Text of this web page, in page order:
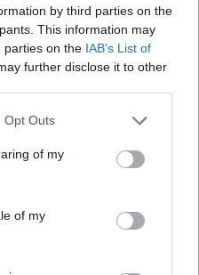
by third parties on the
This information may
parties on the IAB’s List of
further disclose it to other
uses one or more Google
behaviour. You may click to
and its third-party tags to
purposes in below Google
Opt Outs
of my
of my
hogy év végén a nyolc